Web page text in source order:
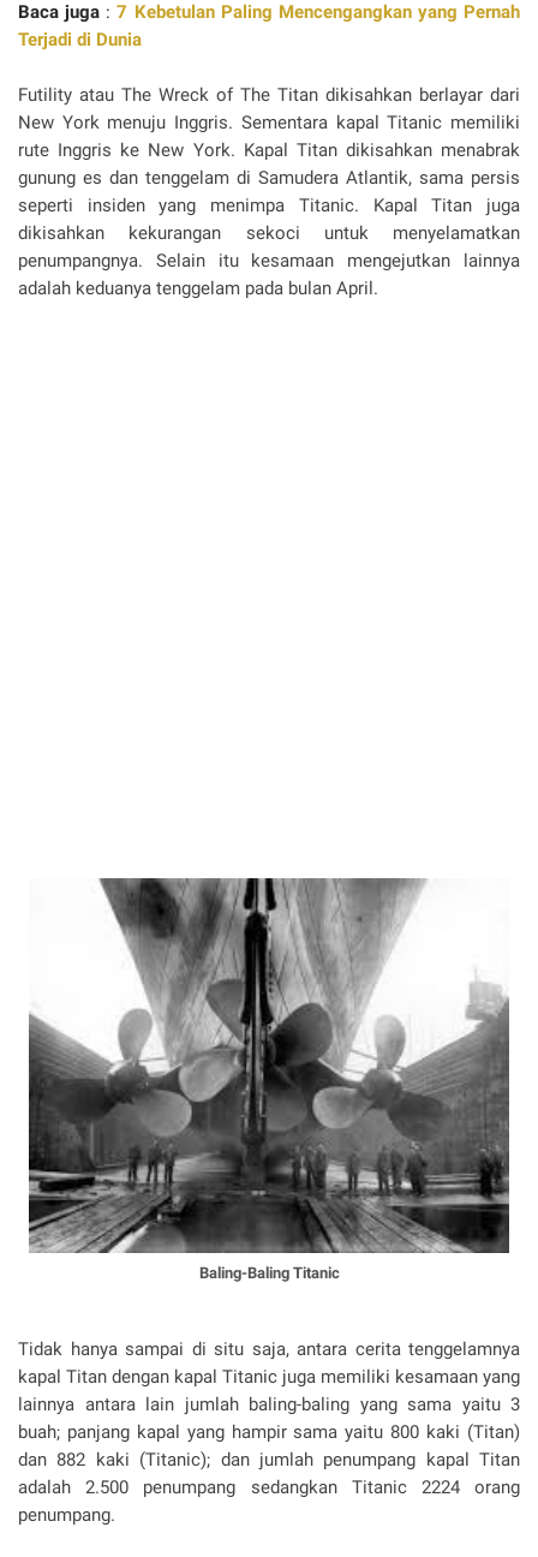
Baca juga :7 Kebetulan Paling Mencengangkan yang Pernah
Terjadi di Dunia
Futility atau The Wreck of The Titan dikisahkan berlayar dari
New York menuju Inggris. Sementara kapal Titanic memiliki
rute Inggris ke New York. Kapal Titan dikisahkan menabrak
gunung es dan tenggelam di Samudera Atlantik, sama persis
seperti insiden yang menimpa Titanic. Kapal Titan juga
dikisahkan kekurangan sekoci untuk menyelamatkan
penumpangnya. Selain itu kesamaan mengejutkan lainnya
adalah keduanya tenggelam pada bulan April.
Baling-Baling Titanic
Tidak hanya sampai di situ saja, antara cerita tenggelamnya
kapal Titan dengan kapal Titanic juga memiliki kesamaan yang
lainnya antara lain jumlah baling-baling yang sama yaitu 3
buah; panjang kapal yang hampir sama yaitu 800 kaki (Titan)
dan 882 kaki (Titanic); dan jumlah penumpang kapal Titan
adalah 2.500 penumpang sedangkan Titanic 2224 orang
penumpang.